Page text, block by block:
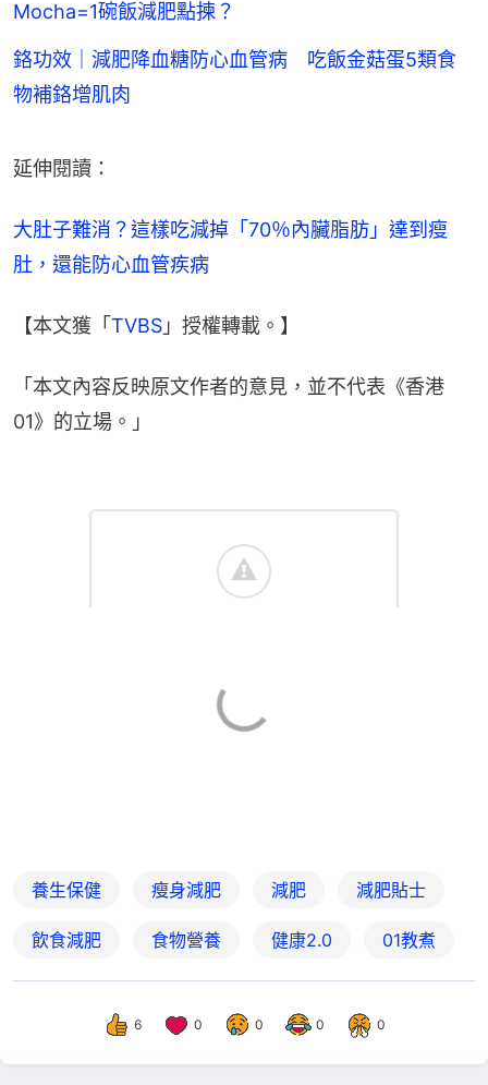
Mocha=1碗飯減肥點揀？
鉻功效｜減肥降血糖防心血管病 吃飯金菇蛋5類食
物補鉻增肌肉
延伸閱讀：
大肚子難消？這樣吃減掉「70％內臟脂肪」達到瘦
肚，還能防心血管疾病
【本文獲「 TVBS 」授權轉載。】
「本文內容反映原文作者的意見，並不代表《香港
01》的立場。」
養生保健 瘦身減肥 減肥 減肥貼士
飲食減肥 食物營養 健康2.0 01教煮
6 0 0 0 0